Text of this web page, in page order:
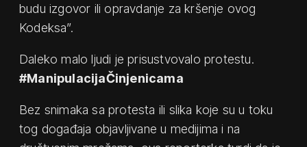
budu izgovor ili opravdanje za kršenje ovog
Kodeksa”.
Daleko malo ljudi je prisustvovalo protestu.
#ManipulacijaČinjenicama
Bez snimaka sa protesta ili slika koje su u toku
tog događaja objavljivane u medijima i na